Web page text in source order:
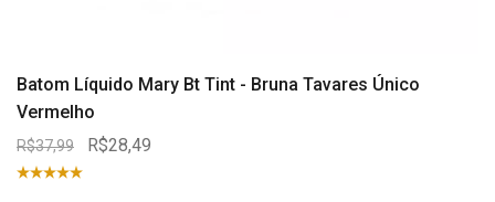
Batom Líquido Mary Bt Tint - Bruna Tavares Único
Vermelho
R$37,99 R$28,49